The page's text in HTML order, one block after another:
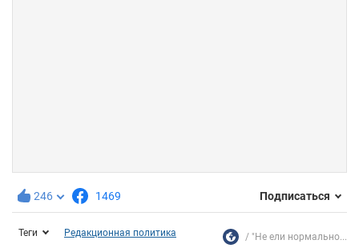
246 1469 Подписаться
Теги Редакционная политика "Не ели нормально...